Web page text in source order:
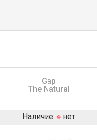
Gap
The Natural
Наличие: нет